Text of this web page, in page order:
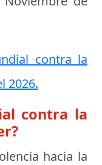
contra la
2026.
contra la
hacia la